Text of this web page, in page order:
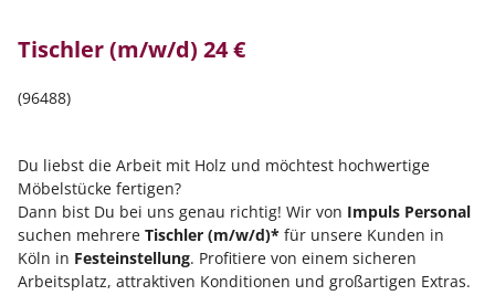
Tischler (m/w/d) 24 €
(96488)
Du liebst die Arbeit mit Holz und möchtest hochwertige
Möbelstücke fertigen?
Dann bist Du bei uns genau richtig! Wir von Impuls Personal
suchen mehrere Tischler (m/w/d)*für unsere Kunden in
Köln in Festeinstellung. Profitiere von einem sicheren
Arbeitsplatz, attraktiven Konditionen und großartigen Extras.